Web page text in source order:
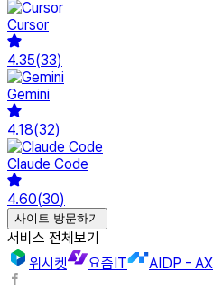
Cursor
4.35(33)
Gemini
4.18(32)
Claude Code
4.60(30)
사이트 방문하기
서비스 전체보기
위시켓
요즘IT AIDP - AX